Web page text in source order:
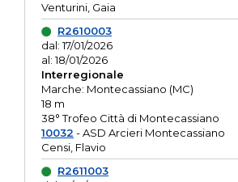
Venturini, Gaia
R2610003
dal: 17/01/2026
al: 18/01/2026
Interregionale
Marche: Montecassiano (MC)
18 m
38° Trofeo Città di Montecassiano
10032 - ASD Arcieri Montecassiano
Censi, Flavio
R2611003